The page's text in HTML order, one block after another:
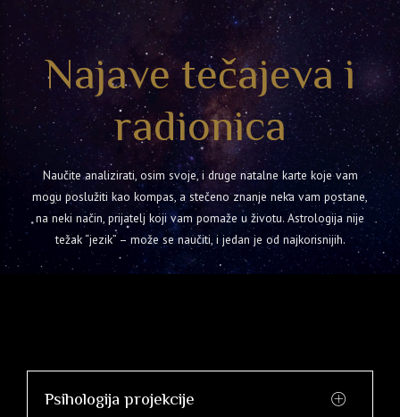
Najave tečajeva i
radionica
Naučite analizirati, osim svoje, i druge natalne karte koje vam
mogu poslužiti kao kompas, a stečeno znanje neka vam postane,
na neki način, prijatelj koji vam pomaže u životu. Astrologija nije
težak “jezik” – može se naučiti, i jedan je od najkorisnijih.
Psihologija projekcije